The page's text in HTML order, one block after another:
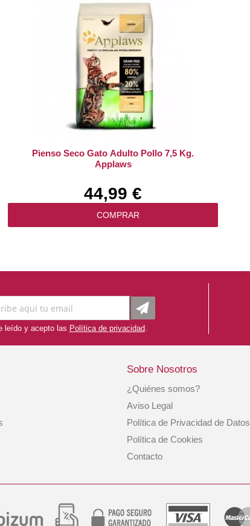
Pienso Seco Gato Adulto Pollo 7,5 Kg.
Applaws
44,99 €
COMPRAR
Pienso Seco Gato Adulto Pollo Y Salmón 7,5
Kg. Applaws
44,99 €
COMPRAR
leído y acepto las Política de privacidad.
Sobre Nosotros
¿Quiénes somos?
Aviso Legal
Política de Privacidad de Datos
Política de Cookies
Contacto